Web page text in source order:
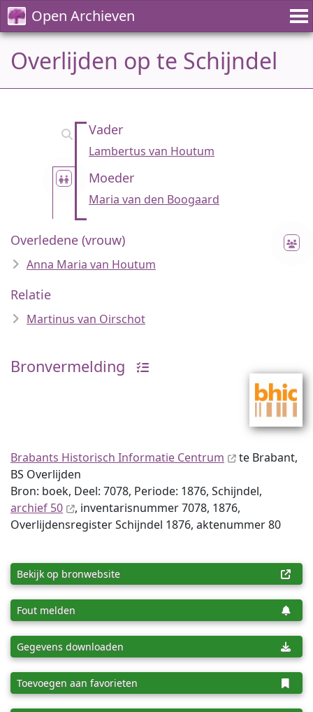
Open Archieven
Overlijden op te Schijndel
Vader
Lambertus van Houtum
Moeder
Maria van den Boogaard
Overledene (vrouw)
Anna Maria van Houtum
Relatie
Martinus van Oirschot
Bronvermelding
Brabants Historisch Informatie Centrum
te Brabant,
BS Overlijden
Bron: boek, Deel: 7078, Periode: 1876, Schijndel,
archief 50
, inventaris­num­mer 7078, 1876,
Overlijdensregister Schijndel 1876, aktenummer 80
Bekijk op bronwebsite
Fout melden
Gegevens downloaden
Toevoegen aan favorieten